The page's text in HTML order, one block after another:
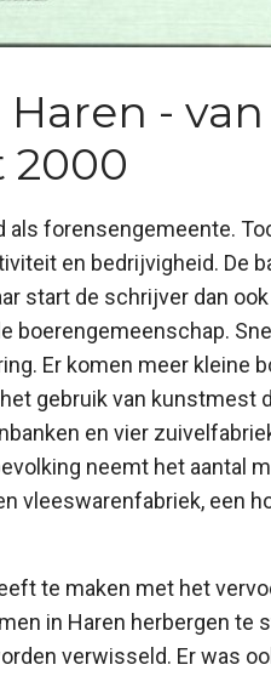
- van
2000
als forensengemeente.
en bedrijvigheid. De
start de schrijver dan
boerengemeenschap.
Er komen meer kleine
gebruik van kunstmest
en vier
neemt het aantal
vleeswarenfabriek, een
te maken met het
in Haren herbergen te
verwisseld. Er was